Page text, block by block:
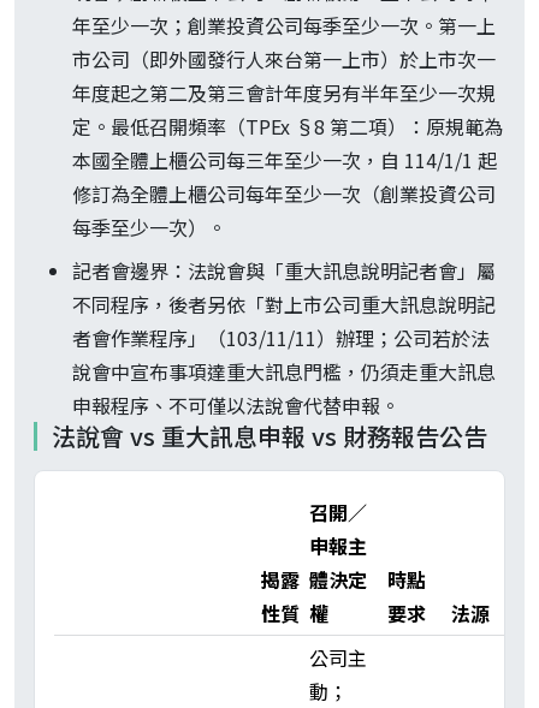
年至少一次；創業投資公司每季至少一次。第一上
市公司（即外國發行人來台第一上市）於上市次一
年度起之第二及第三會計年度另有半年至少一次規
定。最低召開頻率（TPEx §8 第二項）：原規範為
本國全體上櫃公司每三年至少一次，自 114/1/1 起
修訂為全體上櫃公司每年至少一次（創業投資公司
每季至少一次）。
記者會邊界：法說會與「重大訊息說明記者會」屬
不同程序，後者另依「對上市公司重大訊息說明記
者會作業程序」（103/11/11）辦理；公司若於法
說會中宣布事項達重大訊息門檻，仍須走重大訊息
申報程序、不可僅以法說會代替申報。
法說會 vs 重大訊息申報 vs 財務報告公告
揭露
性質
召開／
申報主
體決定
權
時點
要求
法源
公司主
動；